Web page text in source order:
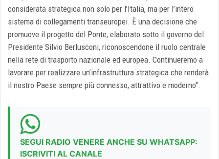
considerata strategica non solo per l’Italia, ma per l’intero
sistema di collegamenti transeuropei. È una decisione che
promuove il progetto del Ponte, elaborato sotto il governo del
Presidente Silvio Berlusconi, riconoscendone il ruolo centrale
nella rete di trasporto nazionale ed europea. Continueremo a
lavorare per realizzare un’infrastruttura strategica che renderà
il nostro Paese sempre più connesso, attrattivo e moderno".
SEGUI RADIO VENERE ANCHE SU WHATSAPP:
ISCRIVITI AL CANALE